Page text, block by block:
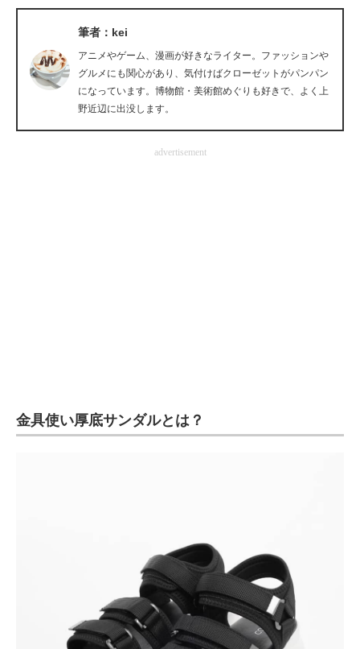
AI活用のいまが分かる
企業ITのトレンドを詳説
経営リーダーのコミュニティ
エネルギーの専門メディア
筆者：kei
アニメやゲーム、漫画が好きなライター。ファッションや
グルメにも関心があり、気付けばクローゼットがパンパン
になっています。博物館・美術館めぐりも好きで、よく上
野近辺に出没します。
advertisement
金具使い厚底サンダルとは？